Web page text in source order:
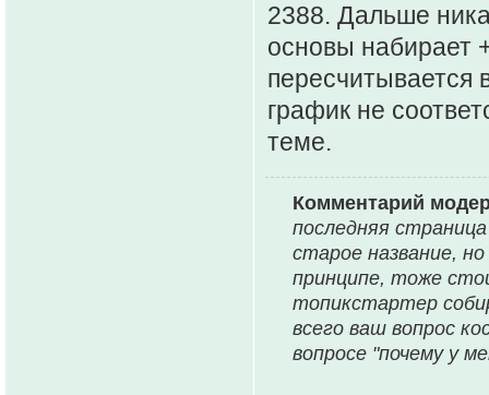
2388. Дальше
основы набирает
пересчитывается
график не
теме.
Комментарий
последняя
старое название,
принципе, тоже
топикстартер
всего ваш вопрос
вопросе "почему у